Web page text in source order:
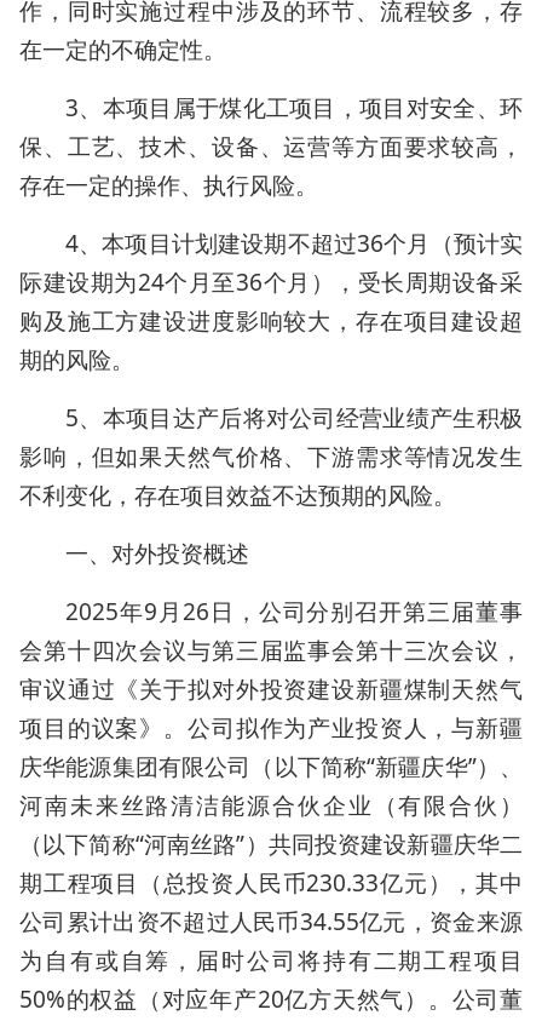
作，同时实施过程中涉及的环节、流程较多，存
在一定的不确定性。
3、本项目属于煤化工项目，项目对安全、环
保、工艺、技术、设备、运营等方面要求较高，
存在一定的操作、执行风险。
4、本项目计划建设期不超过36个月（预计实
际建设期为24个月至36个月），受长周期设备采
购及施工方建设进度影响较大，存在项目建设超
期的风险。
5、本项目达产后将对公司经营业绩产生积极
影响，但如果天然气价格、下游需求等情况发生
不利变化，存在项目效益不达预期的风险。
一、对外投资概述
2025年9月26日，公司分别召开第三届董事
会第十四次会议与第三届监事会第十三次会议，
审议通过《关于拟对外投资建设新疆煤制天然气
项目的议案》。公司拟作为产业投资人，与新疆
庆华能源集团有限公司（以下简称“新疆庆华”）、
河南未来丝路清洁能源合伙企业（有限合伙）
（以下简称“河南丝路”）共同投资建设新疆庆华二
期工程项目（总投资人民币230.33亿元），其中
公司累计出资不超过人民币34.55亿元，资金来源
为自有或自筹，届时公司将持有二期工程项目
50%的权益（对应年产20亿方天然气）。公司董